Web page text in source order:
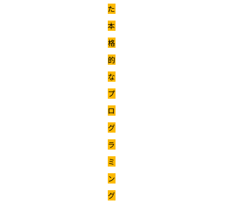
た
本
格
的
な
プ
ロ
グ
ラ
ミ
ン
グ